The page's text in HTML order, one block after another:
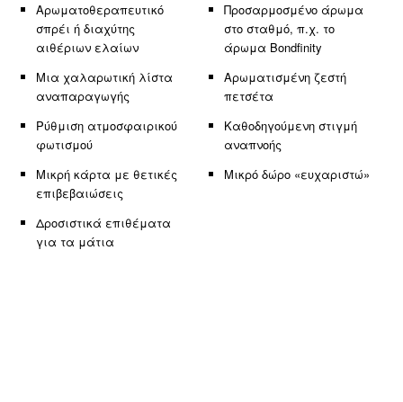
Αρωματοθεραπευτικό
σπρέι ή διαχύτης
αιθέριων ελαίων
Μια χαλαρωτική λίστα
αναπαραγωγής
Ρύθμιση ατμοσφαιρικού
φωτισμού
Μικρή κάρτα με θετικές
επιβεβαιώσεις
Δροσιστικά επιθέματα
για τα μάτια
Προσαρμοσμένο άρωμα
στο σταθμό, π.χ. το
άρωμα Bondfinity
Αρωματισμένη ζεστή
πετσέτα
Καθοδηγούμενη στιγμή
αναπνοής
Μικρό δώρο «ευχαριστώ»